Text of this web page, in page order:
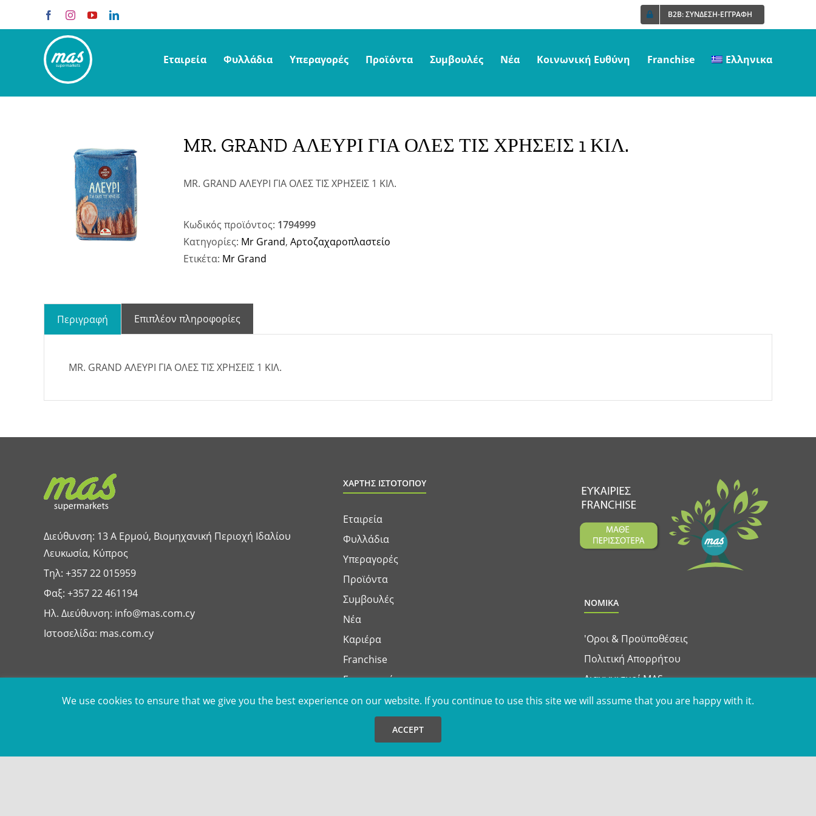
FacebookInstagramYouTubeLinkedIn B2B: ΣΥΝΔΕΣΗ-ΕΓΓΡΑΦΗ
Εταιρεία Φυλλάδια Υπεραγορές Προϊόντα Συμβουλές Νέα Κοινωνική Ευθύνη Franchise Ελληνικα
MR. GRAND ΑΛΕΥΡΙ ΓΙΑ ΟΛΕΣ ΤΙΣ ΧΡΗΣΕΙΣ 1 ΚΙΛ.
MR. GRAND ΑΛΕΥΡΙ ΓΙΑ ΟΛΕΣ ΤΙΣ ΧΡΗΣΕΙΣ 1 ΚΙΛ.
Κωδικός προϊόντος: 1794999
Κατηγορίες: Mr Grand, Αρτοζαχαροπλαστείο
Ετικέτα: Mr Grand
Περιγραφή Επιπλέον πληροφορίες
MR. GRAND ΑΛΕΥΡΙ ΓΙΑ ΟΛΕΣ ΤΙΣ ΧΡΗΣΕΙΣ 1 ΚΙΛ.
Διεύθυνση: 13 A Ερμού, Βιομηχανική Περιοχή Ιδαλίου
Λευκωσία, Κύπρος
Τηλ: +357 22 015959
Φαξ: +357 22 461194
Ηλ. Διεύθυνση: info@mas.com.cy
Ιστοσελίδα: mas.com.cy
ΧΑΡΤΗΣ ΙΣΤΟΤΟΠΟΥ
Εταιρεία
Φυλλάδια
Υπεραγορές
Προϊόντα
Συμβουλές
Νέα
Καριέρα
Franchise
Επικοινωνία
ΝΟΜΙΚΑ
'Οροι & Προϋποθέσεις
Πολιτική Απορρήτου
Διαγωνισμοί MAS
Όροι & Προϋποθέσεις για το MAS & Win App
Cookies Policy
Our website uses cookies for its proper and smooth operation, the provision of our services, the collection of statistical data and
the provision of content tailored to your interests. For more information you may visit the
Privacy Policy
Select "Accept All" if you accept the use of all cookies. Alternatively, you may set your own preferences by selecting "Cookies
We use cookies to ensure that we give you the best experience on our website. If you continue to use this site we will assume that you are happy with it.
ACCEPT